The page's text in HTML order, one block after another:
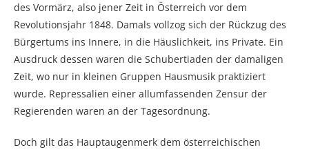
des Vormärz, also jener Zeit in Österreich vor dem
Revolutionsjahr 1848. Damals vollzog sich der Rückzug des
Bürgertums ins Innere, in die Häuslichkeit, ins Private. Ein
Ausdruck dessen waren die Schubertiaden der damaligen
Zeit, wo nur in kleinen Gruppen Hausmusik praktiziert
wurde. Repressalien einer allumfassenden Zensur der
Regierenden waren an der Tagesordnung.
Doch gilt das Hauptaugenmerk dem österreichischen